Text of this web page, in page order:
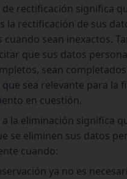
de rectificación significa
la rectificación de sus
cuando sean inexactos.
que sus datos
sean
sea relevante para la
en cuestión.
a la eliminación significa
se eliminen sus datos
cuando:
ya no es